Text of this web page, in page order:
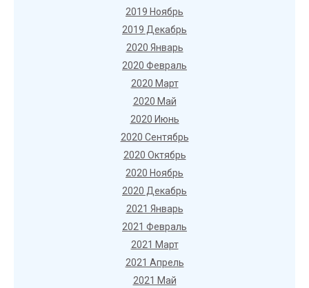
2019 Ноябрь
2019 Декабрь
2020 Январь
2020 Февраль
2020 Март
2020 Май
2020 Июнь
2020 Сентябрь
2020 Октябрь
2020 Ноябрь
2020 Декабрь
2021 Январь
2021 Февраль
2021 Март
2021 Апрель
2021 Май